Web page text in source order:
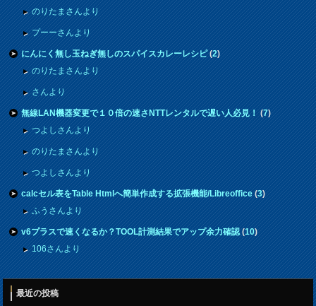
のりたまさんより
プーーさんより
にんにく無し玉ねぎ無しのスパイスカレーレシピ(2)
のりたまさんより
さんより
無線LAN機器変更で１０倍の速さNTTレンタルで遅い人必見！(7)
つよしさんより
のりたまさんより
つよしさんより
calcセル表をTable Htmlへ簡単作成する拡張機能/Libreoffice(3)
ふうさんより
v6プラスで速くなるか？TOOL計測結果でアップ余力確認(10)
106さんより
最近の投稿